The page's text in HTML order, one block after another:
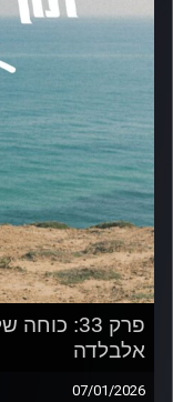
פרק 33:
אלבלדה
07/01/2026